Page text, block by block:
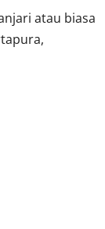
atau biasa